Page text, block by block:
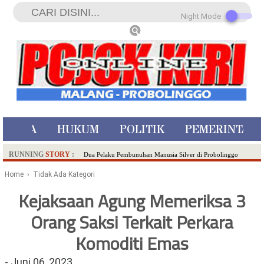
HUKUM POLITIK
RUNNING STORY : Dua Pelaku Pembunuhan Manusia Silver di Probolinggo
Literasi Melalui LASKAR JODA, Usung Filosofi Gelar Sehelai
Ambulance Dari Berbagai Daerah Padati Kota Wisata Batu
Hadirkan Tujuh Sapta Pesona Wisata di Amfiteater, Mikutopia
Home › Tidak Ada Kategori
Kejaksaan Agung Memeriksa 3
Orang Saksi Terkait Perkara
Komoditi Emas
Night Mode